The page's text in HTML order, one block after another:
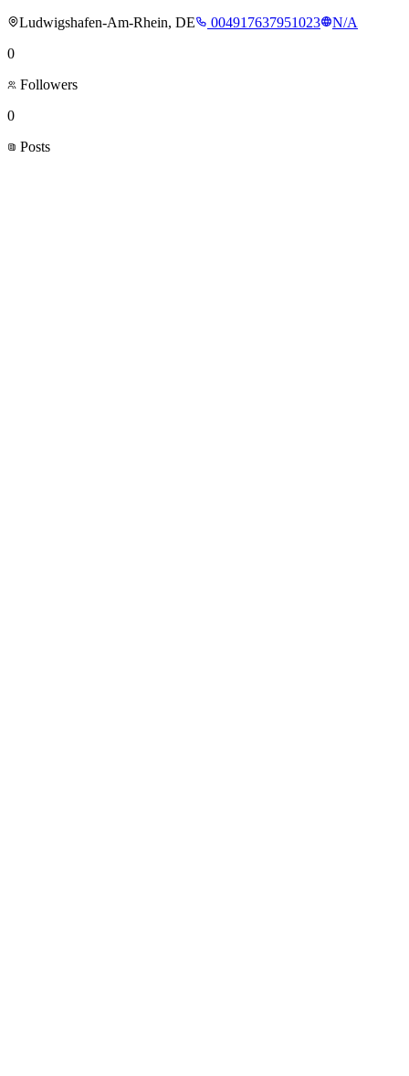
Ludwigshafen-Am-Rhein, DE
004917637951023
N/A
0
Followers
0
Posts